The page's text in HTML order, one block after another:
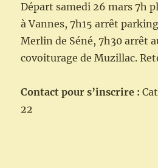
Départ samedi 26 mars 7h
à Vannes, 7h15 arrêt
Merlin de Séné, 7h30 arrêt
covoiturage de Muzillac.
Contact pour s’inscrire :
22